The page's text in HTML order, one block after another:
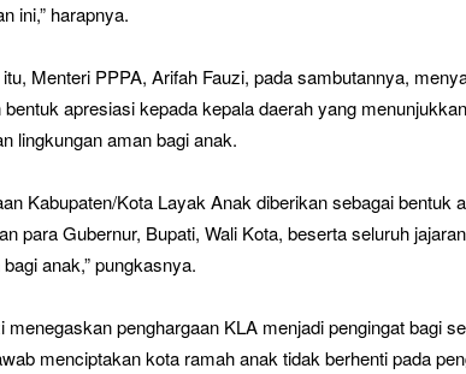
ini,” harapnya.
Menteri PPPA, Arifah Fauzi, pada sambutannya,
bentuk apresiasi kepada kepala daerah yang
lingkungan aman bagi anak.
Kabupaten/Kota Layak Anak diberikan sebagai bentuk
para Gubernur, Bupati, Wali Kota, beserta seluruh
anak,” pungkasnya.
menegaskan penghargaan KLA menjadi pengingat bagi
menciptakan kota ramah anak tidak berhenti pada